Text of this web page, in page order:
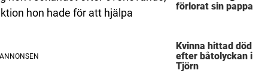
hon hade för att hjälpa
förlorat sin pappa
Kvinna hittad död
efter båtolyckan i
Tjörn